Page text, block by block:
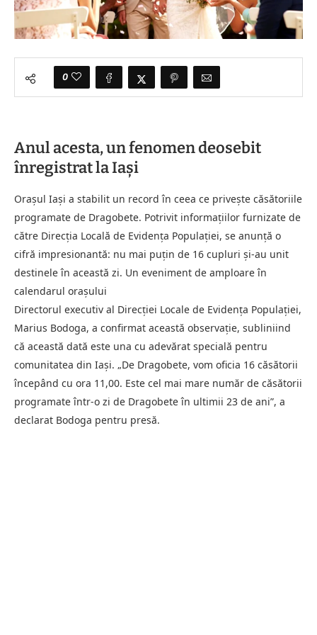
0
Anul acesta, un fenomen deosebit
înregistrat la Iași
Orașul Iași a stabilit un record în ceea ce privește căsătoriile
programate de Dragobete. Potrivit informațiilor furnizate de
către Direcția Locală de Evidența Populației, se anunță o
cifră impresionantă: nu mai puțin de 16 cupluri și-au unit
destinele în această zi. Un eveniment de amploare în
calendarul orașului
Directorul executiv al Direcției Locale de Evidența Populației,
Marius Bodoga, a confirmat această observație, subliniind
că această dată este una cu adevărat specială pentru
comunitatea din Iași. „De Dragobete, vom oficia 16 căsătorii
începând cu ora 11,00. Este cel mai mare număr de căsătorii
programate într-o zi de Dragobete în ultimii 23 de ani”, a
declarat Bodoga pentru presă.